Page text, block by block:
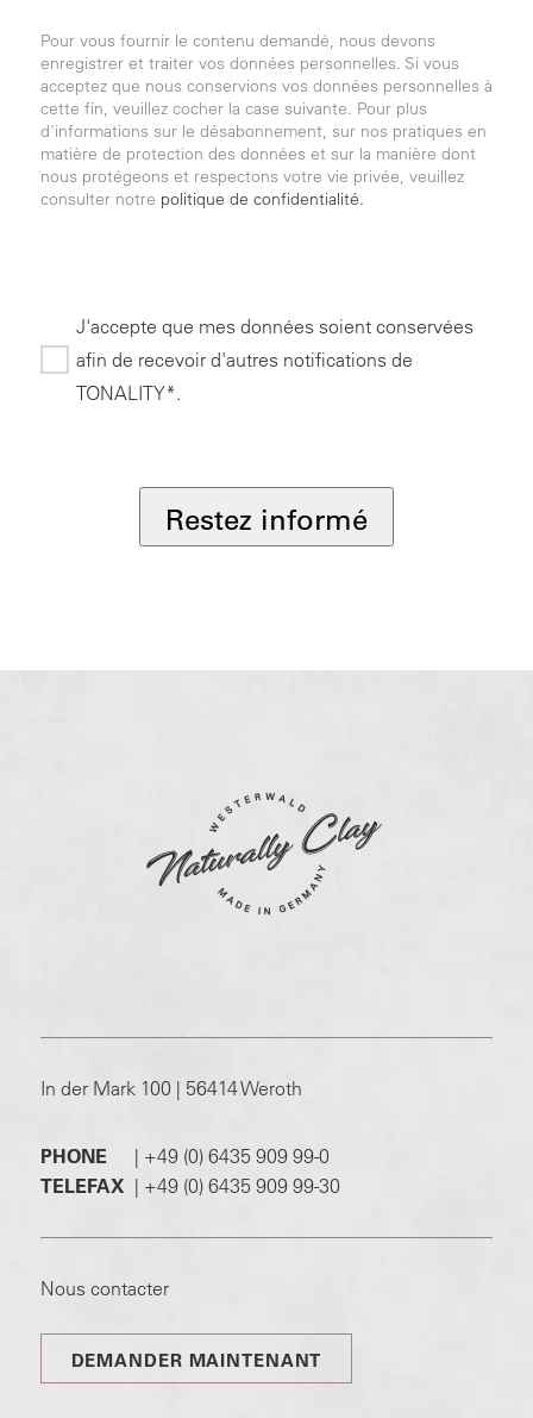
Pour vous fournir le contenu demandé, nous devons
enregistrer et traiter vos données personnelles. Si vous
acceptez que nous conservions vos données personnelles à
cette fin, veuillez cocher la case suivante. Pour plus
d'informations sur le désabonnement, sur nos pratiques en
matière de protection des données et sur la manière dont
nous protégeons et respectons votre vie privée, veuillez
consulter notre politique de confidentialité.
J'accepte que mes données soient conservées
afin de recevoir d'autres notifications de
TONALITY*.
Restez informé
In der Mark 100 | 56414 Weroth
PHONE | +49 (0) 6435 909 99-0
TELEFAX | +49 (0) 6435 909 99-30
Nous contacter
DEMANDER MAINTENANT